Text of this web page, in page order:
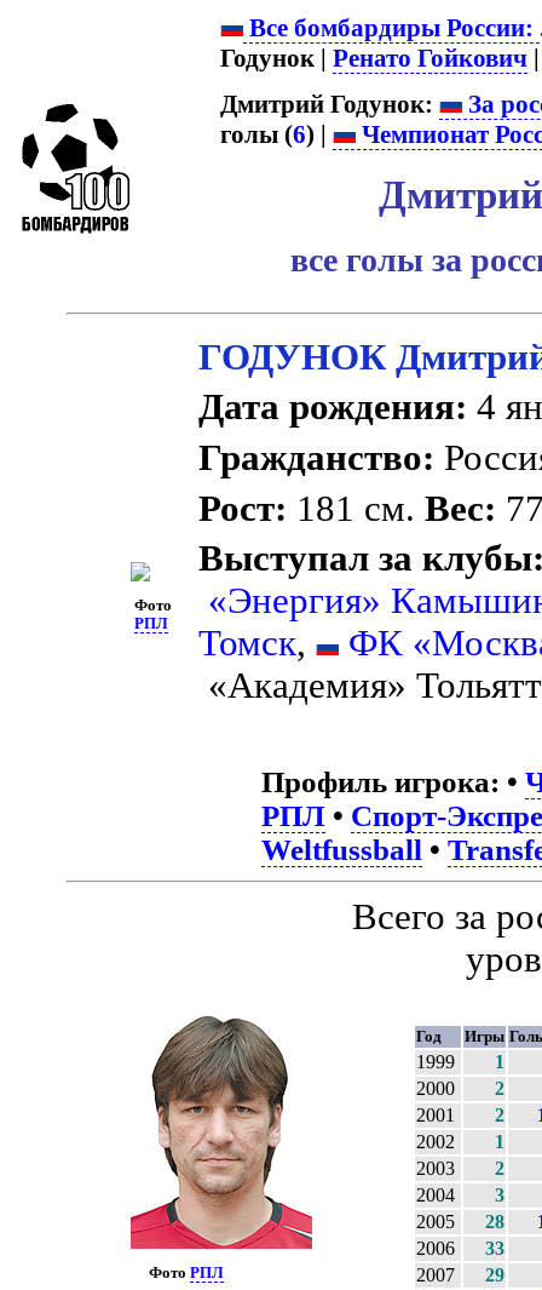
Все бомбардиры России:
Годунок | Ренато Гойкович
Дмитрий Годунок:
За
голы (6) | Чемпионат
все голы за
Фото
РПЛ
ГОДУНОК
Дата рождения: 4
Гражданство:
Рост: 181 см.Вес:
Выступал за
«Энергия»
Томск,
ФК
«Академия»
Профиль игрока: •
РПЛ• Спорт-
Weltfussball •
Фото РПЛ
Всего за
Год Игры
1999
1
2000
2
2001
2
2002
1
2003
2
2004
3
2005
28
2006
33
2007
29